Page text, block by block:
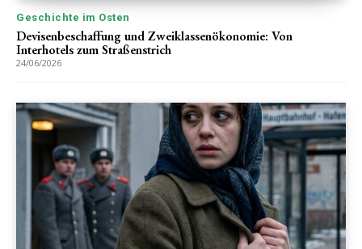
Geschichte im Osten
Devisenbeschaffung und Zweiklassenökonomie: Von
Interhotels zum Straßenstrich
24/06/2026